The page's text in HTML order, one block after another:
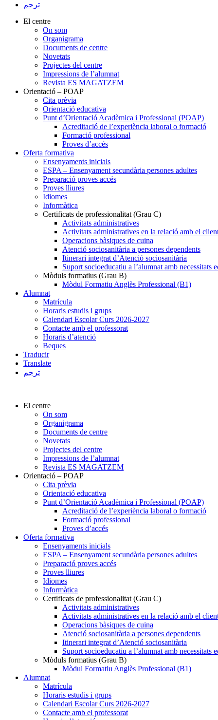
ترجم
El centre
On som
Organigrama
Documents de centre
Novetats
Projectes del centre
Impressions de l’alumnat
Revista ES MAGATZEM
Orientació – POAP
Cita prèvia
Orientació educativa
Punt d’Orientació Acadèmica i Professional (POAP)
Acreditació de l’experiència laboral o formació
Formació professional
Proves d’accés
Oferta formativa
Ensenyaments inicials
ESPA – Ensenyament secundària persones adultes
Preparació proves accés
Proves lliures
Idiomes
Informàtica
Certificats de professionalitat (Grau C)
Activitats administratives
Activitats administratives en la relació amb el
Operacions bàsiques de cuina
Atenció sociosanitària a persones dependents
Itinerari integrat d’Atenció sociosanitària
Suport socioeducatiu a l’alumnat amb necessitats
Mòduls formatius (Grau B)
Mòdul Formatiu Anglès Professional (B1)
Alumnat
Matrícula
Horaris estudis i grups
Calendari Escolar Curs 2026-2027
Contacte amb el professorat
Horaris d’atenció
Beques
Traducir
Translate
ترجم
El centre
On som
Organigrama
Documents de centre
Novetats
Projectes del centre
Impressions de l’alumnat
Revista ES MAGATZEM
Orientació – POAP
Cita prèvia
Orientació educativa
Punt d’Orientació Acadèmica i Professional (POAP)
Acreditació de l’experiència laboral o formació
Formació professional
Proves d’accés
Oferta formativa
Ensenyaments inicials
ESPA – Ensenyament secundària persones adultes
Preparació proves accés
Proves lliures
Idiomes
Informàtica
Certificats de professionalitat (Grau C)
Activitats administratives
Activitats administratives en la relació amb el
Operacions bàsiques de cuina
Atenció sociosanitària a persones dependents
Itinerari integrat d’Atenció sociosanitària
Suport socioeducatiu a l’alumnat amb necessitats
Mòduls formatius (Grau B)
Mòdul Formatiu Anglès Professional (B1)
Alumnat
Matrícula
Horaris estudis i grups
Calendari Escolar Curs 2026-2027
Contacte amb el professorat